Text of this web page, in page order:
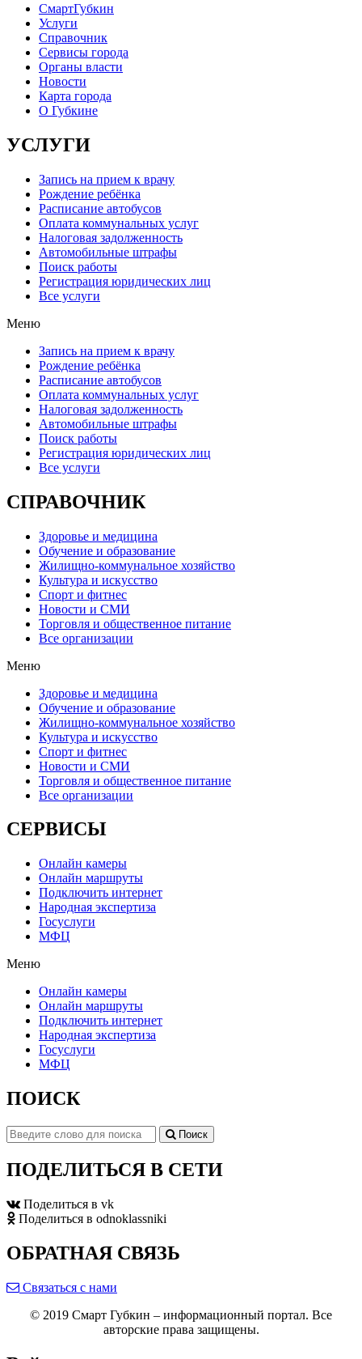
СмартГубкин
Услуги
Справочник
Сервисы города
Органы власти
Новости
Карта города
О Губкине
УСЛУГИ
Запись на прием к врачу
Рождение ребёнка
Расписание автобусов
Оплата коммунальных услуг
Налоговая задолженность
Автомобильные штрафы
Поиск работы
Регистрация юридических лиц
Все услуги
Меню
Запись на прием к врачу
Рождение ребёнка
Расписание автобусов
Оплата коммунальных услуг
Налоговая задолженность
Автомобильные штрафы
Поиск работы
Регистрация юридических лиц
Все услуги
СПРАВОЧНИК
Здоровье и медицина
Обучение и образование
Жилищно-коммунальное хозяйство
Культура и искусство
Спорт и фитнес
Новости и СМИ
Торговля и общественное питание
Все организации
Меню
Здоровье и медицина
Обучение и образование
Жилищно-коммунальное хозяйство
Культура и искусство
Спорт и фитнес
Новости и СМИ
Торговля и общественное питание
Все организации
СЕРВИСЫ
Онлайн камеры
Онлайн маршруты
Подключить интернет
Народная экспертиза
Госуслуги
МФЦ
Меню
Онлайн камеры
Онлайн маршруты
Подключить интернет
Народная экспертиза
Госуслуги
МФЦ
ПОИСК
Поиск
ПОДЕЛИТЬСЯ В СЕТИ
Поделиться в vk
Поделиться в odnoklassniki
ОБРАТНАЯ СВЯЗЬ
Связаться с нами
© 2019 Смарт Губкин – информационный портал. Все
авторские права защищены.